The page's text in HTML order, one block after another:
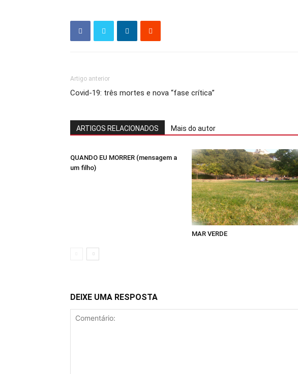
Artigo anterior
Covid-19: três mortes e nova “fase crítica”
ARTIGOS RELACIONADOS Mais do autor
QUANDO EU MORRER (mensagem a
um filho)
MAR VERDE
DEIXE UMA RESPOSTA